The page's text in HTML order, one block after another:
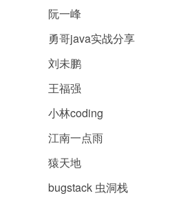
阮一峰
勇哥java实战分享
刘未鹏
王福强
小林coding
江南一点雨
猿天地
bugstack 虫洞栈